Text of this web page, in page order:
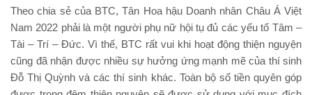
Theo chia sẻ của BTC, Tân Hoa hậu Doanh nhân Châu Á Việt
Nam 2022 phải là một người phụ nữ hội tụ đủ các yếu tố Tâm –
Tài – Trí – Đức. Vì thế, BTC rất vui khi hoạt động thiện nguyện
cũng đã nhận được nhiều sự hưởng ứng mạnh mẽ của thí sinh
Đỗ Thị Quỳnh và các thí sinh khác. Toàn bộ số tiền quyên góp